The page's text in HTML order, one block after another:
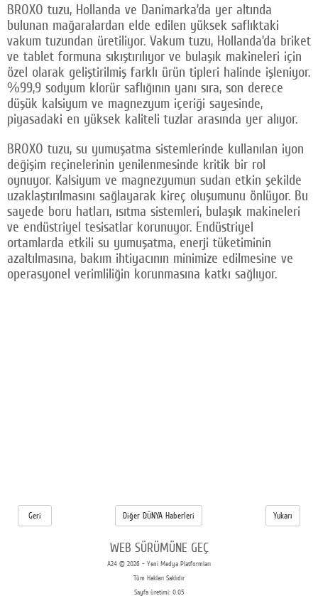
BROXO tuzu, Hollanda ve Danimarka’da yer altında
bulunan mağaralardan elde edilen yüksek saflıktaki
vakum tuzundan üretiliyor. Vakum tuzu, Hollanda’da briket
ve tablet formuna sıkıştırılıyor ve bulaşık makineleri için
özel olarak geliştirilmiş farklı ürün tipleri halinde işleniyor.
%99,9 sodyum klorür saflığının yanı sıra, son derece
düşük kalsiyum ve magnezyum içeriği sayesinde,
piyasadaki en yüksek kaliteli tuzlar arasında yer alıyor.
BROXO tuzu, su yumuşatma sistemlerinde kullanılan iyon
değişim reçinelerinin yenilenmesinde kritik bir rol
oynuyor. Kalsiyum ve magnezyumun sudan etkin şekilde
uzaklaştırılmasını sağlayarak kireç oluşumunu önlüyor. Bu
sayede boru hatları, ısıtma sistemleri, bulaşık makineleri
ve endüstriyel tesisatlar korunuyor. Endüstriyel
ortamlarda etkili su yumuşatma, enerji tüketiminin
azaltılmasına, bakım ihtiyacının minimize edilmesine ve
operasyonel verimliliğin korunmasına katkı sağlıyor.
Geri Diğer DÜNYA Haberleri Yukarı
WEB SÜRÜMÜNE GEÇ
A24 © 2026 - Yeni Medya Platformları
Tüm Hakları Saklıdır
Sayfa üretimi: 0.05